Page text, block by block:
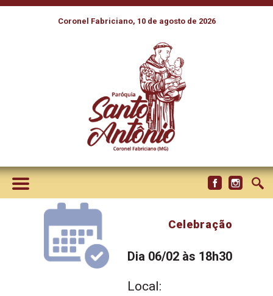
Coronel Fabriciano, 10 de agosto de 2026
Celebração
Dia 06/02 às 18h30
Local: